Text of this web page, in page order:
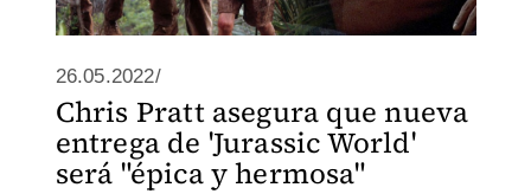
26.05.2022/
Chris Pratt asegura que nueva
entrega de 'Jurassic World'
será "épica y hermosa"